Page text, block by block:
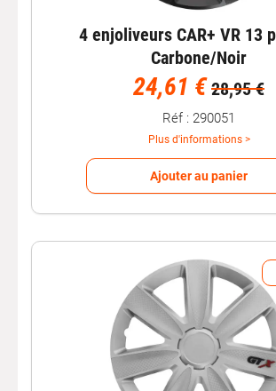
4 enjoliveurs CAR+ VR 13
Carbone/Noir
24,61 € 28,95 €
Réf : 290051
Plus d'informations >
Ajouter au panier